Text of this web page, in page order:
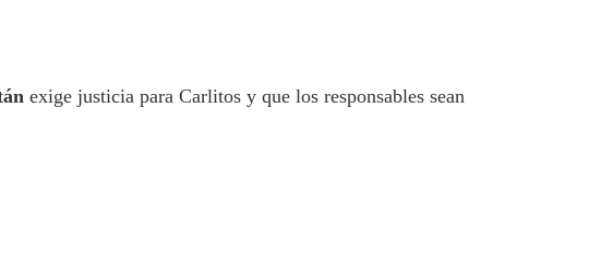
exige justicia para Carlitos y que los responsables sean